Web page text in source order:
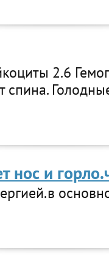
2.6
спина.
нос и